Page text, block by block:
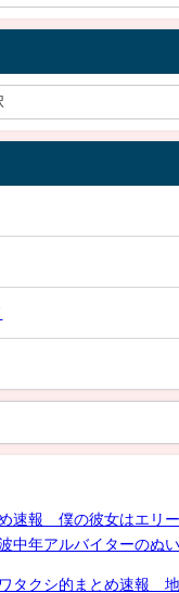
速報 僕の彼女はエリ
中年アルバイターのぬ
タクシ的まとめ速報 地